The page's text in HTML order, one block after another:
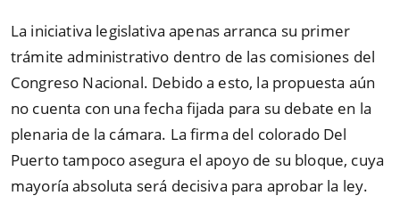
La iniciativa legislativa apenas arranca su primer
trámite administrativo dentro de las comisiones del
Congreso Nacional. Debido a esto, la propuesta aún
no cuenta con una fecha fijada para su debate en la
plenaria de la cámara. La firma del colorado Del
Puerto tampoco asegura el apoyo de su bloque, cuya
mayoría absoluta será decisiva para aprobar la ley.